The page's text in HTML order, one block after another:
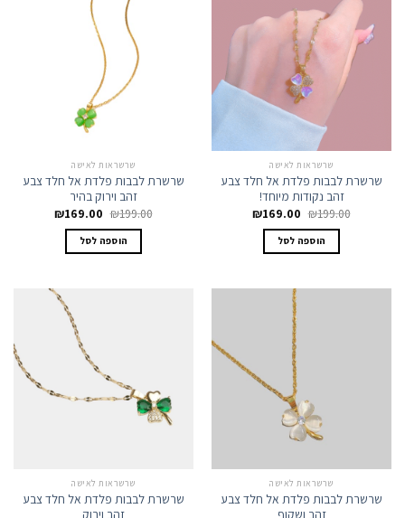
שרשראות לאישה
שרשרת לבבות פלדת אל חלד צבע
זהב נקודות מיוחד!
₪199.00 המחיר
היה:
₪199.00.
₪169.00 המחיר
הוספה לסל
שרשראות לאישה
שרשרת לבבות פלדת אל חלד צבע
זהב וירוק בהיר
₪199.00 המחיר
היה:
₪199.00.
₪169.00 המחיר
הוספה לסל
שרשראות לאישה
שרשרת לבבות פלדת אל חלד צבע
זהב ושקוף
שרשראות לאישה
שרשרת לבבות פלדת אל חלד צבע
זהב וירוק